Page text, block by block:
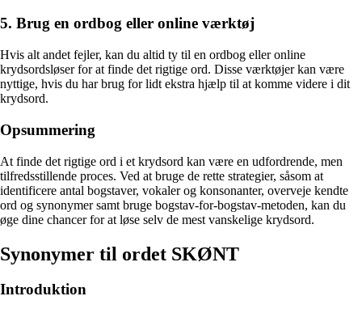
5. Brug en ordbog eller online værktøj
Hvis alt andet fejler, kan du altid ty til en ordbog eller online
krydsordsløser for at finde det rigtige ord. Disse værktøjer kan være
nyttige, hvis du har brug for lidt ekstra hjælp til at komme videre i dit
krydsord.
Opsummering
At finde det rigtige ord i et krydsord kan være en udfordrende, men
tilfredsstillende proces. Ved at bruge de rette strategier, såsom at
identificere antal bogstaver, vokaler og konsonanter, overveje kendte
ord og synonymer samt bruge bogstav-for-bogstav-metoden, kan du
øge dine chancer for at løse selv de mest vanskelige krydsord.
Synonymer til ordet SKØNT
Introduktion